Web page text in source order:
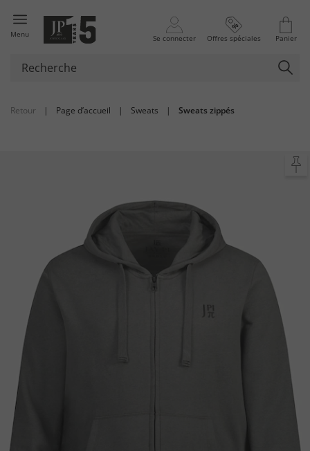
Menu Se connecter Offres spéciales Panier
Retour | Page d’accueil | Sweats | Sweats zippés